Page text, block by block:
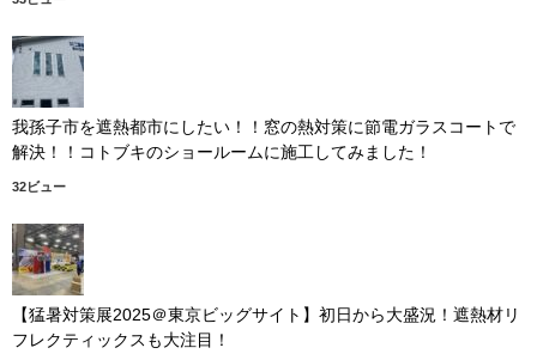
我孫子市を遮熱都市にしたい！！窓の熱対策に節電ガラスコートで
解決！！コトブキのショールームに施工してみました！
32ビュー
【猛暑対策展2025＠東京ビッグサイト】初日から大盛況！遮熱材リ
フレクティックスも大注目！